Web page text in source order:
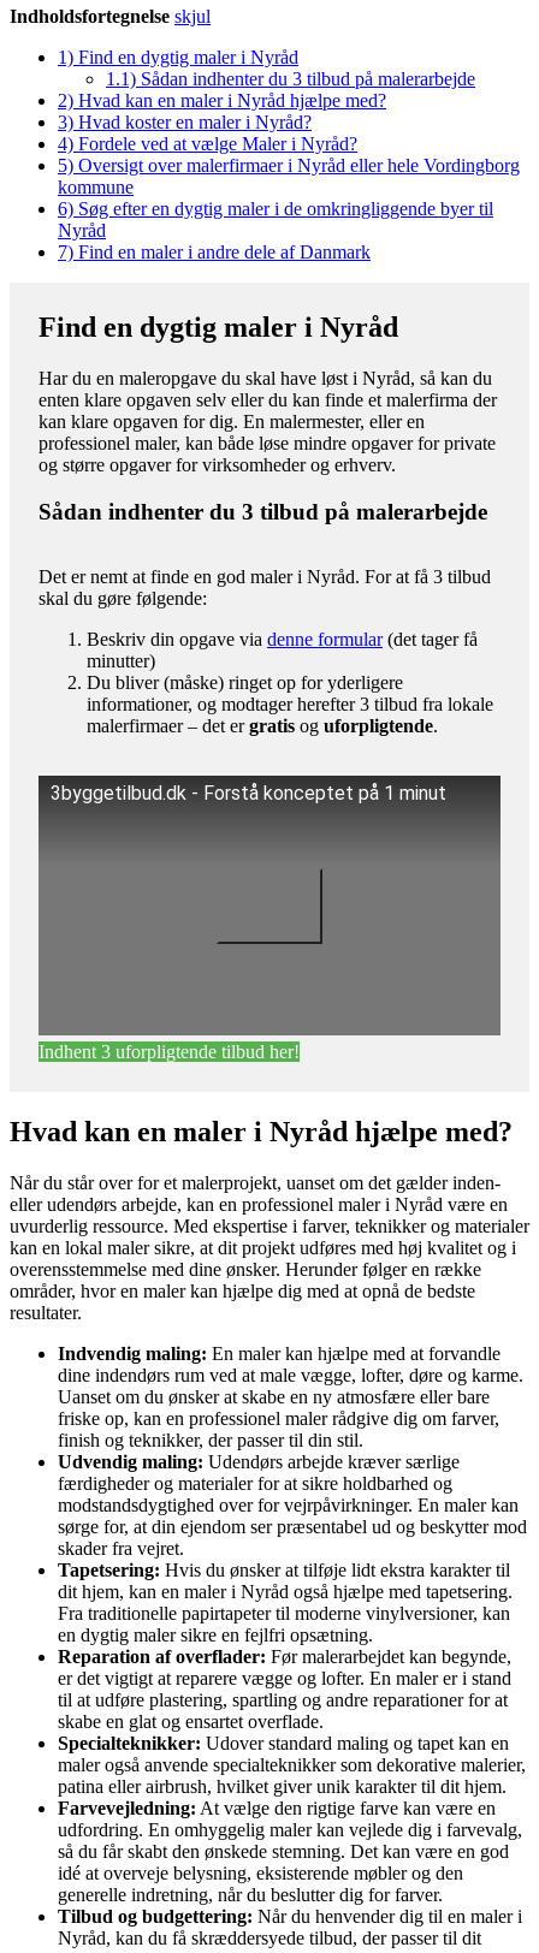
Indholdsfortegnelse skjul
1) Find en dygtig maler i Nyråd
1.1) Sådan indhenter du 3 tilbud på malerarbejde
2) Hvad kan en maler i Nyråd hjælpe med?
3) Hvad koster en maler i Nyråd?
4) Fordele ved at vælge Maler i Nyråd?
5) Oversigt over malerfirmaer i Nyråd eller hele Vordingborg
kommune
6) Søg efter en dygtig maler i de omkringliggende byer til
Nyråd
7) Find en maler i andre dele af Danmark
Find en dygtig maler i Nyråd
Har du en maleropgave du skal have løst i Nyråd, så kan du
enten klare opgaven selv eller du kan finde et malerfirma der
kan klare opgaven for dig. En malermester, eller en
professionel maler, kan både løse mindre opgaver for private
og større opgaver for virksomheder og erhverv.
Sådan indhenter du 3 tilbud på malerarbejde
Det er nemt at finde en god maler i Nyråd. For at få 3 tilbud
skal du gøre følgende:
Beskriv din opgave via denne formular(det tager få
minutter)
Du bliver (måske) ringet op for yderligere
informationer, og modtager herefter 3 tilbud fra lokale
malerfirmaer – det ergratis og uforpligtende.
3byggetilbud.dk - Forstå konceptet på 1 minut
Indhent 3 uforpligtende tilbud her!
Hvad kan en maler i Nyråd hjælpe med?
Når du står over for et malerprojekt, uanset om det gælder inden-
eller udendørs arbejde, kan en professionel maler i Nyråd være en
uvurderlig ressource. Med ekspertise i farver, teknikker og materialer
kan en lokal maler sikre, at dit projekt udføres med høj kvalitet og i
overensstemmelse med dine ønsker. Herunder følger en række
områder, hvor en maler kan hjælpe dig med at opnå de bedste
resultater.
Indvendig maling: En maler kan hjælpe med at forvandle
dine indendørs rum ved at male vægge, lofter, døre og karme.
Uanset om du ønsker at skabe en ny atmosfære eller bare
friske op, kan en professionel maler rådgive dig om farver,
finish og teknikker, der passer til din stil.
Udvendig maling: Udendørs arbejde kræver særlige
færdigheder og materialer for at sikre holdbarhed og
modstandsdygtighed over for vejrpåvirkninger. En maler kan
sørge for, at din ejendom ser præsentabel ud og beskytter mod
skader fra vejret.
Tapetsering: Hvis du ønsker at tilføje lidt ekstra karakter til
dit hjem, kan en maler i Nyråd også hjælpe med tapetsering.
Fra traditionelle papirtapeter til moderne vinylversioner, kan
en dygtig maler sikre en fejlfri opsætning.
Reparation af overflader: Før malerarbejdet kan begynde,
er det vigtigt at reparere vægge og lofter. En maler er i stand
til at udføre plastering, spartling og andre reparationer for at
skabe en glat og ensartet overflade.
Specialteknikker: Udover standard maling og tapet kan en
maler også anvende specialteknikker som dekorative malerier,
patina eller airbrush, hvilket giver unik karakter til dit hjem.
Farvevejledning: At vælge den rigtige farve kan være en
udfordring. En omhyggelig maler kan vejlede dig i farvevalg,
så du får skabt den ønskede stemning. Det kan være en god
idé at overveje belysning, eksisterende møbler og den
generelle indretning, når du beslutter dig for farver.
Tilbud og budgettering: Når du henvender dig til en maler i
Nyråd, kan du få skræddersyede tilbud, der passer til dit